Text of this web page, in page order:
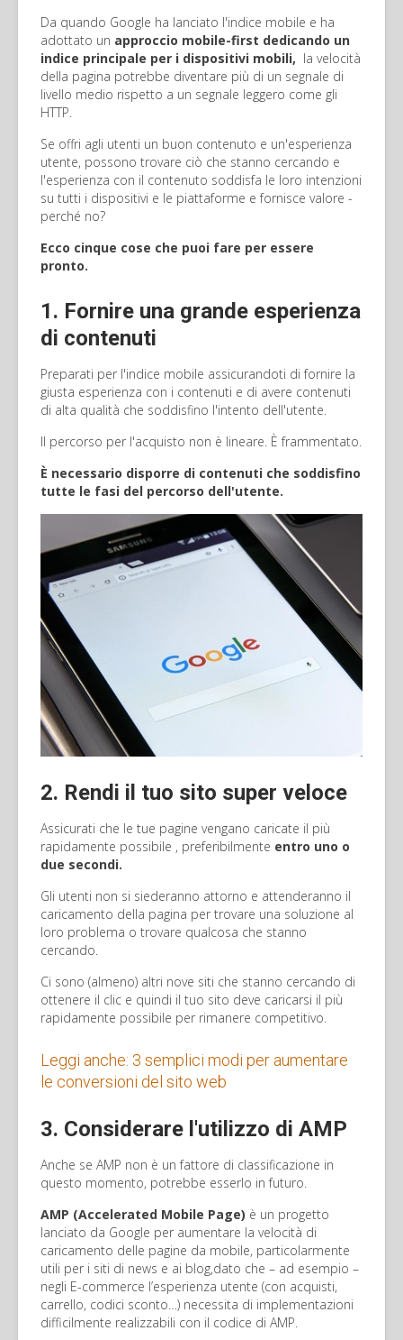
Da quando Google ha lanciato l'indice mobile e ha
adottato un approccio mobile-first dedicando un
indice principale per i dispositivi mobili, la velocità
della pagina potrebbe diventare più di un segnale di
livello medio rispetto a un segnale leggero come gli
HTTP.
Se offri agli utenti un buon contenuto e un'esperienza
utente, possono trovare ciò che stanno cercando e
l'esperienza con il contenuto soddisfa le loro intenzioni
su tutti i dispositivi e le piattaforme e fornisce valore -
perché no?
Ecco cinque cose che puoi fare per essere
pronto.
1. Fornire una grande esperienza
di contenuti
Preparati per l'indice mobile assicurandoti di fornire la
giusta esperienza con i contenuti e di avere contenuti
di alta qualità che soddisfino l'intento dell'utente.
Il percorso per l'acquisto non è lineare. È frammentato.
È necessario disporre di contenuti che soddisfino
tutte le fasi del percorso dell'utente.
2. Rendi il tuo sito super veloce
Assicurati che le tue pagine vengano caricate il più
rapidamente possibile , preferibilmente entro uno o
due secondi.
Gli utenti non si siederanno attorno e attenderanno il
caricamento della pagina per trovare una soluzione al
loro problema o trovare qualcosa che stanno
cercando.
Ci sono (almeno) altri nove siti che stanno cercando di
ottenere il clic e quindi il tuo sito deve caricarsi il più
rapidamente possibile per rimanere competitivo.
Leggi anche: 3 semplici modi per aumentare
le conversioni del sito web
3. Considerare l'utilizzo di AMP
Anche se AMP non è un fattore di classificazione in
questo momento, potrebbe esserlo in futuro.
AMP (Accelerated Mobile Page) è un progetto
lanciato da Google per aumentare la velocità di
caricamento delle pagine da mobile, particolarmente
utili per i siti di news e ai blog,dato che – ad esempio –
negli E-commerce l’esperienza utente (con acquisti,
carrello, codici sconto…) necessita di implementazioni
difficilmente realizzabili con il codice di AMP.